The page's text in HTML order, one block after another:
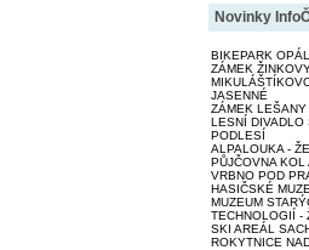
Novinky
BIKEPARK
ZÁMEK
JASENNÉ
ZÁMEK LEŠANY
LESNÍ DIVADLO
PODLESÍ
ALPALOUKA -
PŮJČOVNA
VRBNO POD
HASIČSKÉ
MUZEUM
TECHNOLOGIÍ -
SKI AREÁL
ROKYTNICE